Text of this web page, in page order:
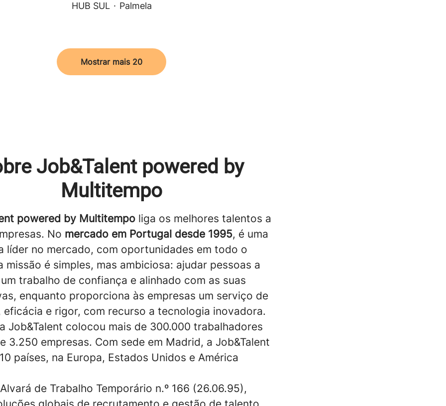
HUB SUL · Palmela
Mostrar mais 20
Job&Talent powered by
Multitempo
powered by Multitempo liga os melhores talentos a
No mercado em Portugal desde 1995, é uma
líder no mercado, com oportunidades em todo o
missão é simples, mas ambiciosa: ajudar pessoas a
trabalho de confiança e alinhado com as suas
enquanto proporciona às empresas um serviço de
eficácia e rigor, com recurso a tecnologia inovadora.
Job&Talent colocou mais de 300.000 trabalhadores
3.250 empresas. Com sede em Madrid, a Job&Talent
países, na Europa, Estados Unidos e América
de Trabalho Temporário n.º 166 (26.06.95),